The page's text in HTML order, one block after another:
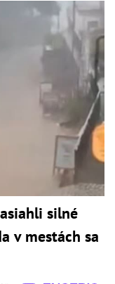
silné
v mestách sa